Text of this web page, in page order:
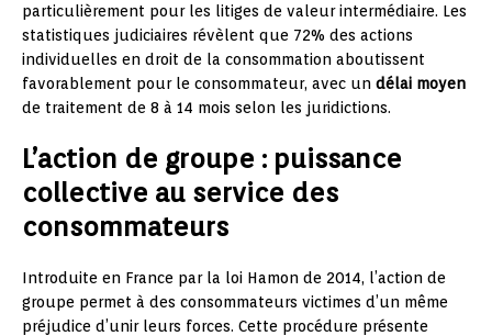
particulièrement pour les litiges de valeur intermédiaire. Les
statistiques judiciaires révèlent que 72% des actions
individuelles en droit de la consommation aboutissent
favorablement pour le consommateur, avec un délai moyen
de traitement de 8 à 14 mois selon les juridictions.
L’action de groupe : puissance
collective au service des
consommateurs
Introduite en France par la loi Hamon de 2014, l’action de
groupe permet à des consommateurs victimes d’un même
préjudice d’unir leurs forces. Cette procédure présente